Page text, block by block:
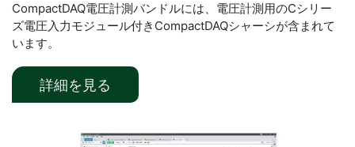
CompactDAQ電圧計測バンドルには、電圧計測用のCシリー
ズ電圧入力モジュール付きCompactDAQシャーシが含まれて
います。
​詳細​を見る